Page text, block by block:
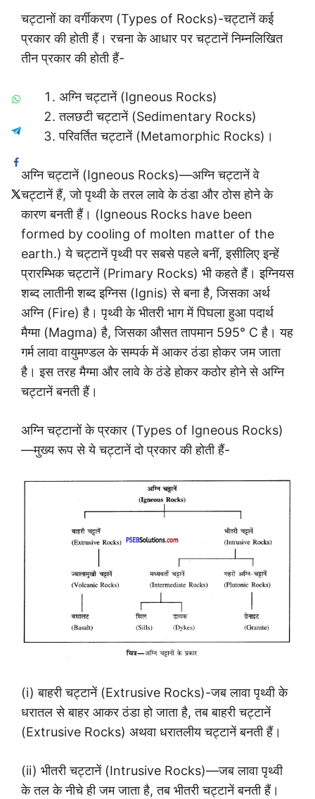
चट्टानों का वर्गीकरण (Types of Rocks)-चट्टानें कई
प्रकार की होती हैं। रचना के आधार पर चट्टानें निम्नलिखित
तीन प्रकार की होती हैं-
अग्नि चट्टानें (Igneous Rocks)
तलछटी चट्टानें (Sedimentary Rocks)
परिवर्तित चट्टानें (Metamorphic Rocks)।
अग्नि चट्टानें (Igneous Rocks)—अग्नि चट्टानें वे
चट्टानें हैं, जो पृथ्वी के तरल लावे के ठंडा और ठोस होने के
कारण बनती हैं। (Igneous Rocks have been
formed by cooling of molten matter of the
earth.) ये चट्टानें पृथ्वी पर सबसे पहले बनीं, इसीलिए इन्हें
प्रारम्भिक चट्टानें (Primary Rocks) भी कहते हैं। इग्नियस
शब्द लातीनी शब्द इग्निस (Ignis) से बना है, जिसका अर्थ
अग्नि (Fire) है। पृथ्वी के भीतरी भाग में पिघला हुआ पदार्थ
मैग्मा (Magma) है, जिसका औसत तापमान 595° C है। यह
गर्म लावा वायुमण्डल के सम्पर्क में आकर ठंडा होकर जम जाता
है। इस तरह मैग्मा और लावे के ठंडे होकर कठोर होने से अग्नि
चट्टानें बनती हैं।
अग्नि चट्टानों के प्रकार (Types of Igneous Rocks)
—मुख्य रूप से ये चट्टानें दो प्रकार की होती हैं-
(i) बाहरी चट्टानें (Extrusive Rocks)-जब लावा पृथ्वी के
धरातल से बाहर आकर ठंडा हो जाता है, तब बाहरी चट्टानें
(Extrusive Rocks) अथवा धरातलीय चट्टानें बनती हैं।
(ii) भीतरी चट्टानें (Intrusive Rocks)—जब लावा पृथ्वी
के तल के नीचे ही जम जाता है, तब भीतरी चट्टानें बनती हैं।